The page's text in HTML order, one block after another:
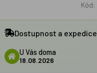
Kód:
Dostupnost a expedice
U Vás doma
18.08.2026